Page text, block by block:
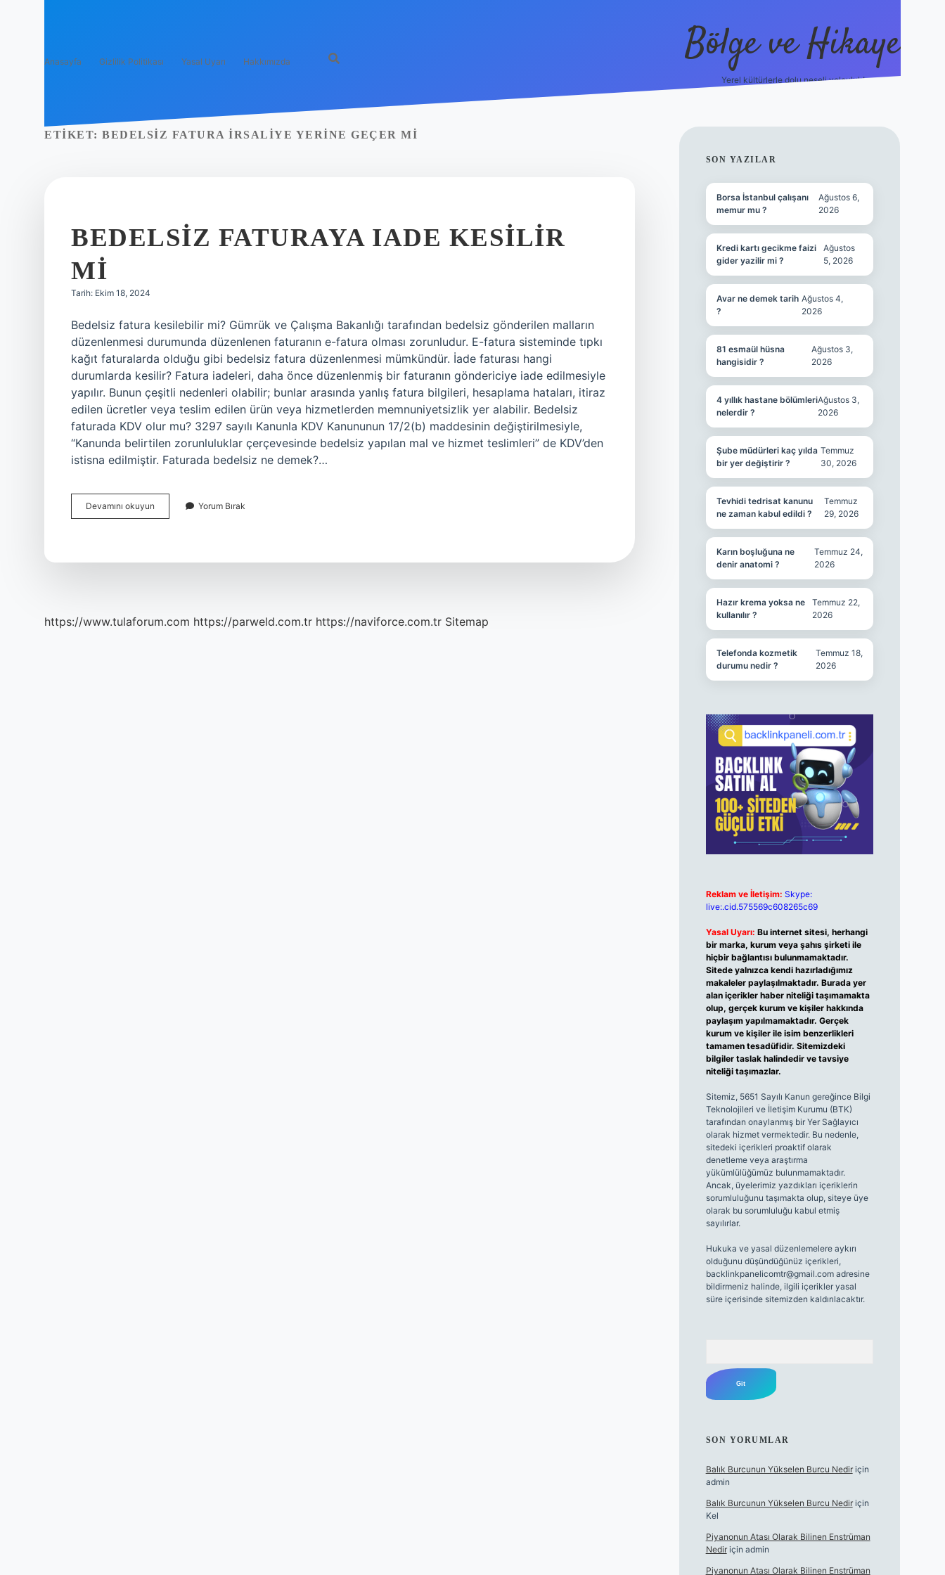
Anasayfa Gizlilik Politikası Yasal Uyarı Hakkımızda Bölge ve Hikaye
Yerel kültürlerle dolu neşeli yolculuk!
ETIKET: BEDELSIZ FATURA IRSALIYE YERINE GEÇER MI
BEDELSIZ FATURAYA IADE KESILIR
MI
Tarih: Ekim 18, 2024
Bedelsiz fatura kesilebilir mi? Gümrük ve Çalışma Bakanlığı tarafından bedelsiz gönderilen malların
düzenlenmesi durumunda düzenlenen faturanın e-fatura olması zorunludur. E-fatura sisteminde tıpkı
kağıt faturalarda olduğu gibi bedelsiz fatura düzenlenmesi mümkündür. İade faturası hangi
durumlarda kesilir? Fatura iadeleri, daha önce düzenlenmiş bir faturanın göndericiye iade edilmesiyle
yapılır. Bunun çeşitli nedenleri olabilir; bunlar arasında yanlış fatura bilgileri, hesaplama hataları, itiraz
edilen ücretler veya teslim edilen ürün veya hizmetlerden memnuniyetsizlik yer alabilir. Bedelsiz
faturada KDV olur mu? 3297 sayılı Kanunla KDV Kanununun 17/2(b) maddesinin değiştirilmesiyle,
“Kanunda belirtilen zorunluluklar çerçevesinde bedelsiz yapılan mal ve hizmet teslimleri” de KDV’den
istisna edilmiştir. Faturada bedelsiz ne demek?…
Devamını okuyun Bedelsiz
Faturaya
Yorum Bırak
https://www.tulaforum.com https://parweld.com.tr https://naviforce.com.tr Sitemap
SIDEBAR
SON YAZILAR
Borsa İstanbul çalışanı
memur mu ?
Ağustos 6,
2026
Kredi kartı gecikme faizi
gider yazilir mi ?
Ağustos
5, 2026
Avar ne demek tarih
?
Ağustos 4,
2026
81 esmaül hüsna
hangisidir ?
Ağustos 3,
2026
4 yıllık hastane bölümleri
nelerdir ?
Ağustos 3,
2026
Şube müdürleri kaç yılda
bir yer değiştirir ?
Temmuz
30, 2026
Tevhidi tedrisat kanunu
ne zaman kabul edildi ?
Temmuz
29, 2026
Karın boşluğuna ne
denir anatomi ?
Temmuz 24,
2026
Hazır krema yoksa ne
kullanılır ?
Temmuz 22,
2026
Telefonda kozmetik
durumu nedir ?
Temmuz 18,
2026
Reklam ve İletişim: Skype:
live:.cid.575569c608265c69
Yasal Uyarı: Bu internet sitesi, herhangi
bir marka, kurum veya şahıs şirketi ile
hiçbir bağlantısı bulunmamaktadır.
Sitede yalnızca kendi hazırladığımız
makaleler paylaşılmaktadır. Burada yer
alan içerikler haber niteliği taşımamakta
olup, gerçek kurum ve kişiler hakkında
paylaşım yapılmamaktadır. Gerçek
kurum ve kişiler ile isim benzerlikleri
tamamen tesadüfidir. Sitemizdeki
bilgiler taslak halindedir ve tavsiye
niteliği taşımazlar.
Sitemiz, 5651 Sayılı Kanun gereğince Bilgi
Teknolojileri ve İletişim Kurumu (BTK)
tarafından onaylanmış bir Yer Sağlayıcı
olarak hizmet vermektedir. Bu nedenle,
sitedeki içerikleri proaktif olarak
denetleme veya araştırma
yükümlülüğümüz bulunmamaktadır.
Ancak, üyelerimiz yazdıkları içeriklerin
sorumluluğunu taşımakta olup, siteye üye
olarak bu sorumluluğu kabul etmiş
sayılırlar.
Hukuka ve yasal düzenlemelere aykırı
olduğunu düşündüğünüz içerikleri,
backlinkpanelicomtr@gmail.comadresine
bildirmeniz halinde, ilgili içerikler yasal
süre içerisinde sitemizden kaldırılacaktır.
SON YORUMLAR
Balık Burcunun Yükselen Burcu Nediriçin
admin
Balık Burcunun Yükselen Burcu Nediriçin
Kel
Piyanonun Atası Olarak Bilinen Enstrüman
Nediriçin admin
Piyanonun Atası Olarak Bilinen Enstrüman
grand